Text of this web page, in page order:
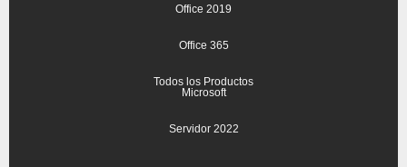
Office 2019
Office 365
Todos los Productos
Microsoft
Servidor 2022